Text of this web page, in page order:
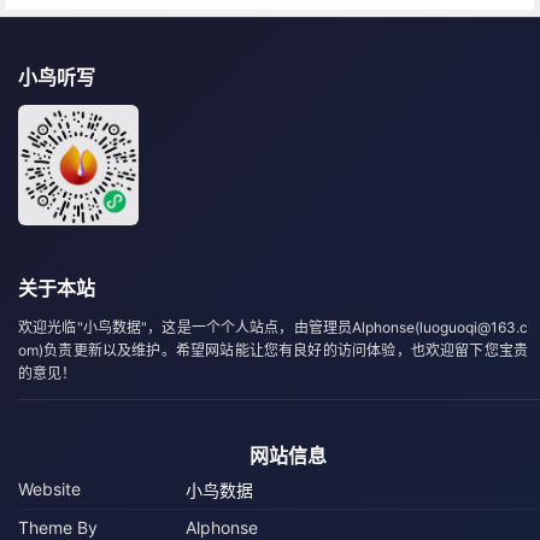
小鸟听写
关于本站
欢迎光临"小鸟数据"，这是一个个人站点，由管理员Alphonse(luoguoqi@163.c
om)负责更新以及维护。希望网站能让您有良好的访问体验，也欢迎留下您宝贵
的意见！
网站信息
Website
小鸟数据
Theme By
Alphonse